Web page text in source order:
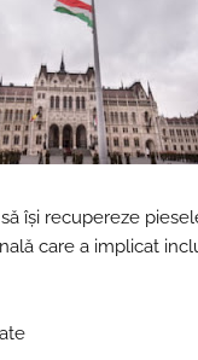
își recupereze
care a implicat